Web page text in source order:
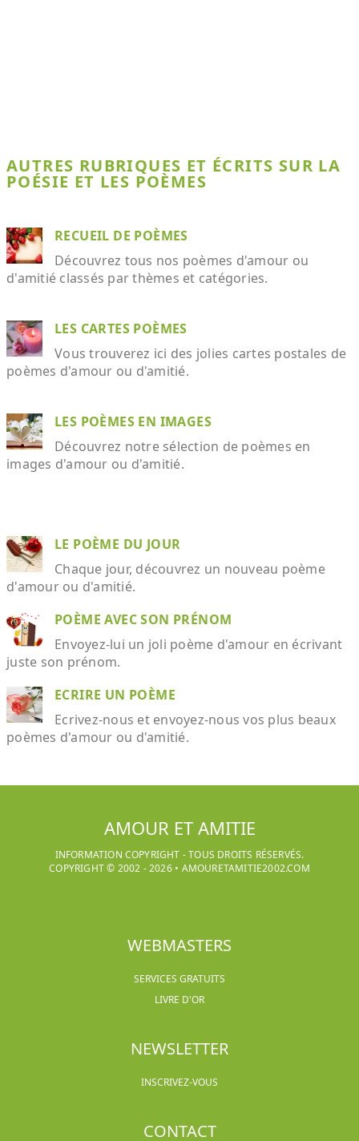
AUTRES RUBRIQUES ET ÉCRITS SUR LA
POÉSIE ET LES POÈMES
RECUEIL DE POÈMES
Découvrez tous nos poèmes d'amour ou
d'amitié classés par thèmes et catégories.
LES CARTES POÈMES
Vous trouverez ici des jolies cartes postales de
poèmes d'amour ou d'amitié.
LES POÈMES EN IMAGES
Découvrez notre sélection de poèmes en
images d'amour ou d'amitié.
LE POÈME DU JOUR
Chaque jour, découvrez un nouveau poème
d'amour ou d'amitié.
POÈME AVEC SON PRÉNOM
Envoyez-lui un joli poème d'amour en écrivant
juste son prénom.
ECRIRE UN POÈME
Ecrivez-nous et envoyez-nous vos plus beaux
poèmes d'amour ou d'amitié.
AMOUR ET AMITIE
INFORMATION COPYRIGHT - TOUS DROITS RÉSERVÉS.
COPYRIGHT © 2002 -2026• AMOURETAMITIE2002.COM
WEBMASTERS
SERVICES GRATUITS
LIVRE D'OR
NEWSLETTER
INSCRIVEZ-VOUS
CONTACT